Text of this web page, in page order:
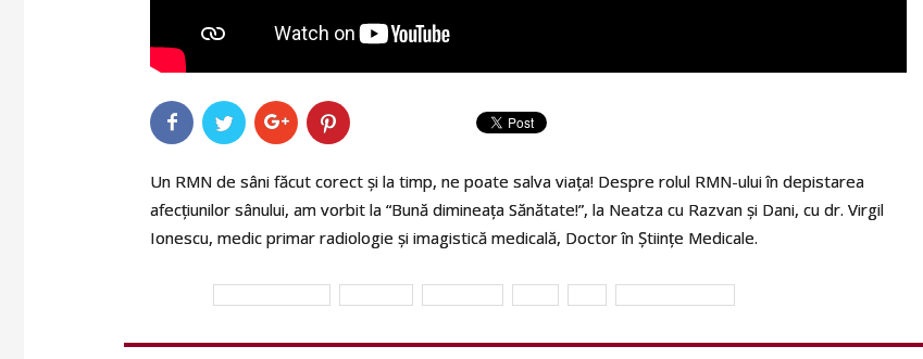
Un RMN de sâni făcut corect și la timp, ne poate salva viața! Despre rolul RMN-ului în depistarea
afecțiunilor sânului, am vorbit la “Bună dimineața Sănătate!”, la Neatza cu Razvan și Dani, cu dr. Virgil
Ionescu, medic primar radiologie și imagistică medicală, Doctor în Științe Medicale.